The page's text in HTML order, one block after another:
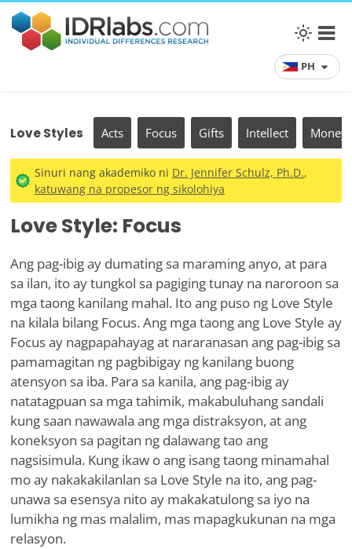
PH
Love Styles Acts Focus Gifts Intellect Money
Sinuri nang akademiko ni Dr. Jennifer Schulz, Ph.D.,
katuwang na propesor ng sikolohiya
Love Style: Focus
Ang pag-ibig ay dumating sa maraming anyo, at para
sa ilan, ito ay tungkol sa pagiging tunay na naroroon sa
mga taong kanilang mahal. Ito ang puso ng Love Style
na kilala bilang Focus. Ang mga taong ang Love Style ay
Focus ay nagpapahayag at nararanasan ang pag-ibig sa
pamamagitan ng pagbibigay ng kanilang buong
atensyon sa iba. Para sa kanila, ang pag-ibig ay
natatagpuan sa mga tahimik, makabuluhang sandali
kung saan nawawala ang mga distraksyon, at ang
koneksyon sa pagitan ng dalawang tao ang
nagsisimula. Kung ikaw o ang isang taong minamahal
mo ay nakakakilanlan sa Love Style na ito, ang pag-
unawa sa esensya nito ay makakatulong sa iyo na
lumikha ng mas malalim, mas mapagkukunan na mga
relasyon.